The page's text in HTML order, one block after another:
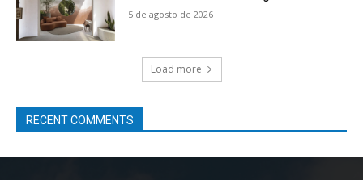
5 de agosto de 2026
Load more
RECENT COMMENTS